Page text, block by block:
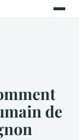
de